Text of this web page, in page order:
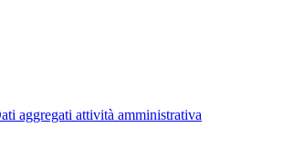
aggregati attività amministrativa